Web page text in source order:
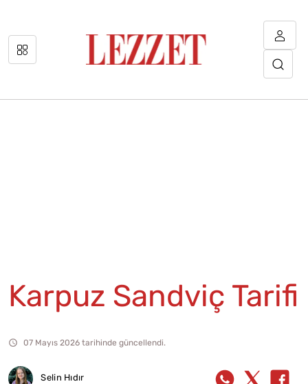
Karpuz Sandviç Tarifi
07 Mayıs 2026 tarihinde güncellendi.
Selin Hıdır